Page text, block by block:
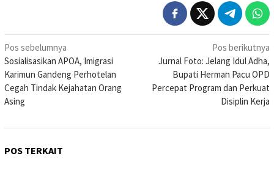
Navigasi
pos
Pos sebelumnya
Sosialisasikan APOA, Imigrasi
Karimun Gandeng Perhotelan
Cegah Tindak Kejahatan Orang
Asing
Pos berikutnya
Jurnal Foto: Jelang Idul Adha,
Bupati Herman Pacu OPD
Percepat Program dan Perkuat
Disiplin Kerja
POS TERKAIT